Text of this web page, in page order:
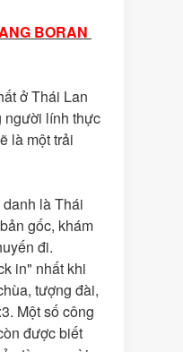
BORAN
ở Thái Lan
người lính thực
là một trải
là Thái
gốc, khám
đi.
in" nhất khi
tượng đài,
Một số công
được biết